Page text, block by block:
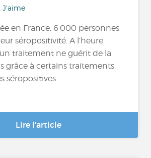
J'aime
en France, 6 000 personnes
séropositivité. A l’heure
traitement ne guérit de la
grâce à certains traitements
séropositives...
Lire l'article